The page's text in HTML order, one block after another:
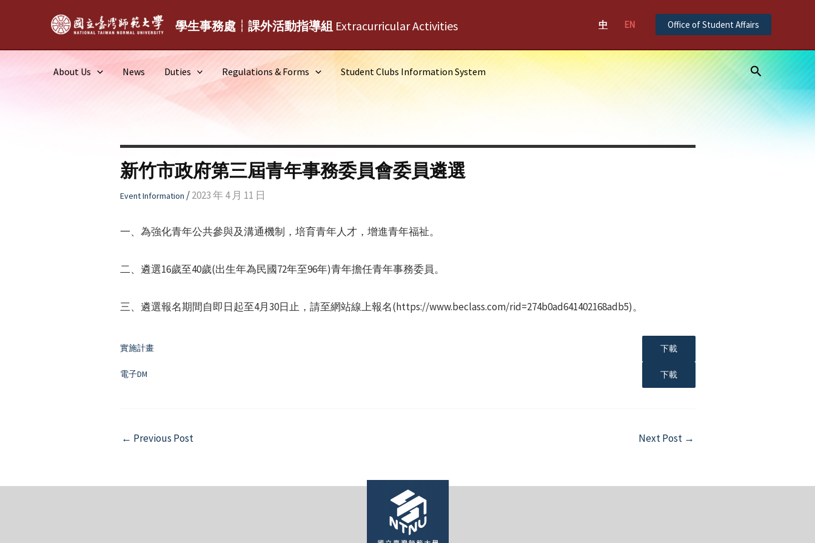
學生事務處┆課外活動指導組 Extracurricular Activities 中 EN Office of Student Affairs
About Us News Duties Regulations & Forms Student Clubs Information System Search
新竹市政府第三屆青年事務委員會委員遴選
Event Information /2023 年 4 月 11 日
一、為強化青年公共參與及溝通機制，培育青年人才，增進青年福祉。
二、遴選16歲至40歲(出生年為民國72年至96年)青年擔任青年事務委員。
三、遴選報名期間自即日起至4月30日止，請至網站線上報名(https://www.beclass.com/rid=274b0ad641402168adb5)。
實施計畫 下載
電子DM 下載
Post
← Previous Post Next Post →